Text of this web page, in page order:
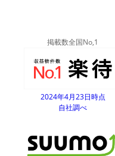
掲載数全国No,1
2024年4月23日時点
自社調べ